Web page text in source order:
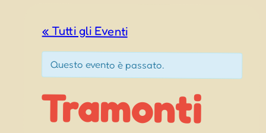
« Tutti gli Eventi
Questo evento è passato.
Tramonti
di Sotto
della Trota
Formaggio